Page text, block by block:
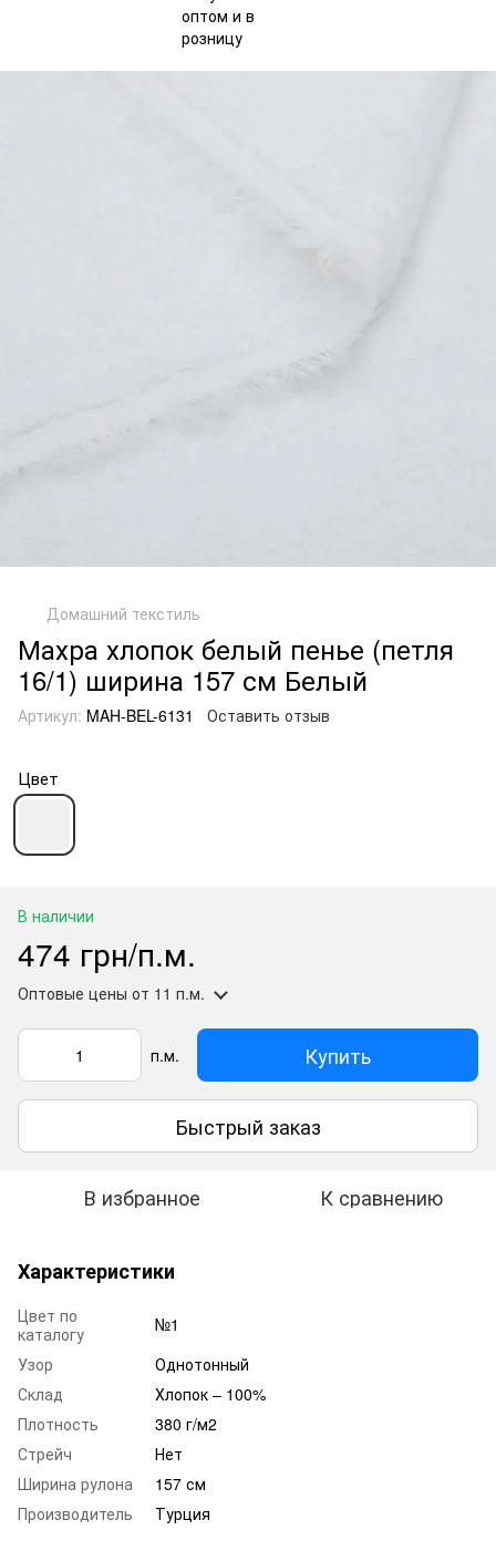
Домашний текстиль
Махра хлопок белый пенье (петля
16/1) ширина 157 см Белый
Артикул: MAH-BEL-6131 Оставить отзыв
Цвет
В наличии
474 грн/п.м.
Оптовые цены от 11 п.м.
п.м. Купить
Быстрый заказ
В избранное К сравнению
Характеристики
Цвет по
каталогу
№1
Узор
Однотонный
Склад
Хлопок – 100%
Плотность
380 г/м2
Стрейч
Нет
Ширина рулона
157 см
Производитель
Турция